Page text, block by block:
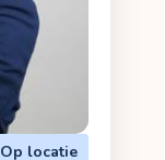
Op locatie